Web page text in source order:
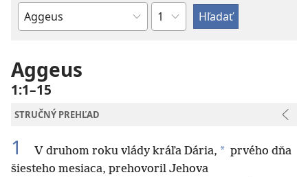
Biblická
Kapitola
Aggeus
1:1–15
STRUČNÝ PREHĽAD
1 V druhom roku vlády kráľa Dária, * prvého dňa
šiesteho mesiaca, prehovoril Jehova